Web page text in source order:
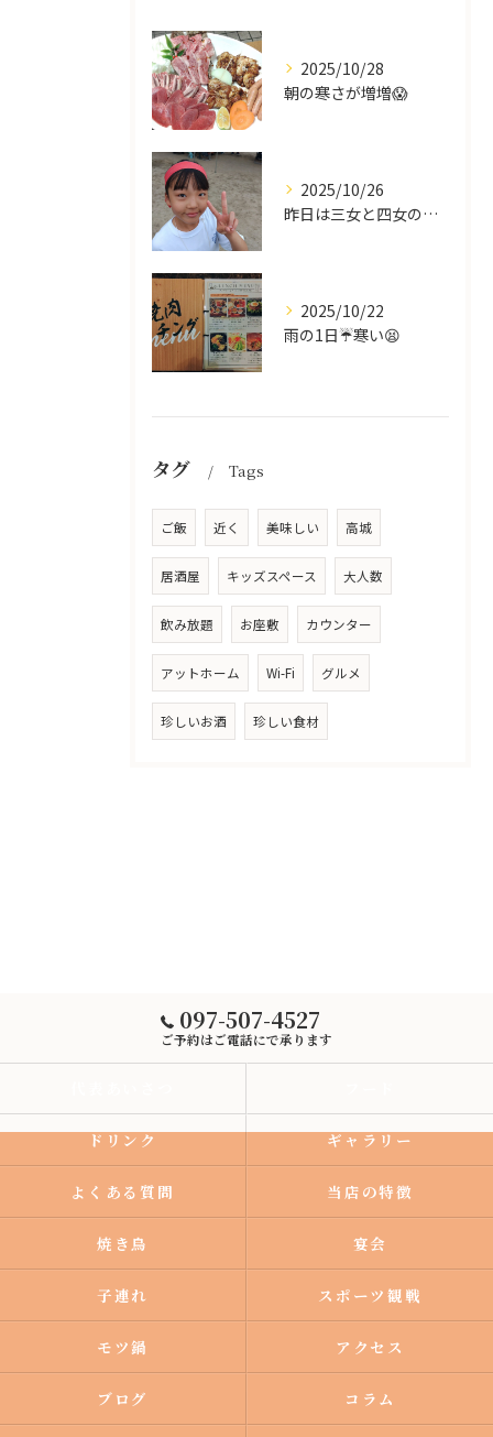
2025/10/28
朝の寒さが増増😱
2025/10/26
昨日は三女と四女の運動会🥰
2025/10/22
雨の1日☔寒い😫
タグ Tags
ご飯 近く 美味しい 高城
居酒屋 キッズスペース 大人数
飲み放題 お座敷 カウンター
アットホーム Wi-Fi グルメ
珍しいお酒 珍しい食材
097-507-4527
ご予約はご電話にで承ります
ドリンク ギャラリー
よくある質問 当店の特徴
焼き鳥 宴会
子連れ スポーツ観戦
モツ鍋 アクセス
ブログ コラム